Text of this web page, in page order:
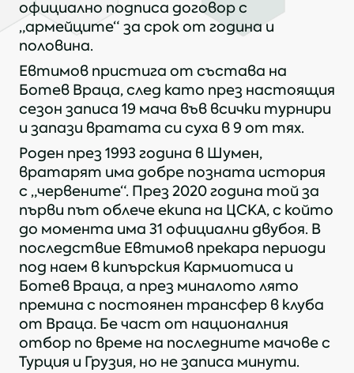
официално подписа договор с
„армейците“ за срок от година и
половина.
Евтимов пристига от състава на
Ботев Враца, след като през настоящия
сезон записа 19 мача във всички турнири
и запази вратата си суха в 9 от тях.
Роден през 1993 година в Шумен,
вратарят има добре позната история
с „червените“. През 2020 година той за
първи път облече екипа на ЦСКА, с който
до момента има 31 официални двубоя. В
последствие Евтимов прекара периоди
под наем в кипърския Кармиотиса и
Ботев Враца, а през миналото лято
премина с постоянен трансфер в клуба
от Враца. Бе част от националния
отбор по време на последните мачове с
Турция и Грузия, но не записа минути.